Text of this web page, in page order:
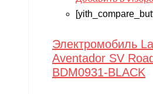
Электромобиль
Aventador SV
BDM0931-BLACK